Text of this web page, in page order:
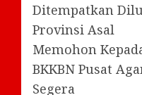
Ditempatkan
Provinsi Asal
Memohon
BKKBN Pusat
Segera